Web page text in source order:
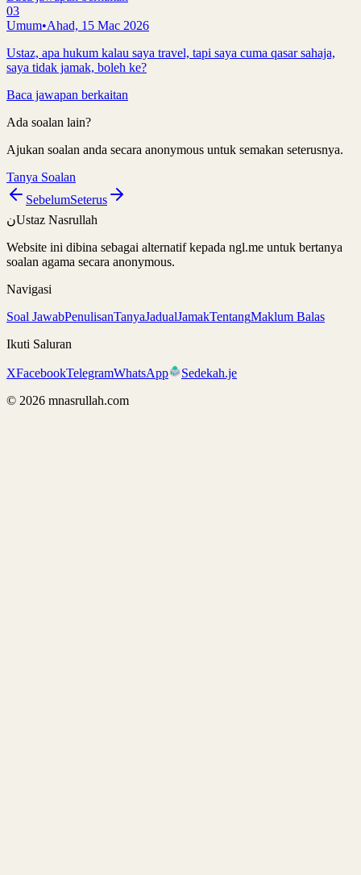
03
Umum•Ahad, 15 Mac 2026
Ustaz, apa hukum kalau saya travel, tapi saya cuma qasar sahaja,
saya tidak jamak, boleh ke?
Baca jawapan berkaitan
Ada soalan lain?
Ajukan soalan anda secara anonymous untuk semakan seterusnya.
Tanya Soalan
SebelumSeterus
نUstaz Nasrullah
Website ini dibina sebagai alternatif kepada ngl.me untuk bertanya
soalan agama secara anonymous.
Navigasi
Soal JawabPenulisanTanyaJadualJamakTentangMaklum Balas
Ikuti Saluran
XFacebookTelegramWhatsApp
Sedekah.je
© 2026 mnasrullah.com